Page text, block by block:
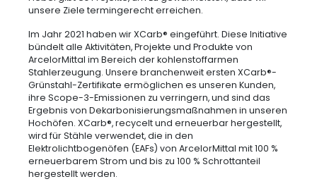
unsere Ziele termingerecht erreichen.
Im Jahr 2021 haben wir XCarb® eingeführt. Diese Initiative
bündelt alle Aktivitäten, Projekte und Produkte von
ArcelorMittal im Bereich der kohlenstoffarmen
Stahlerzeugung. Unsere branchenweit ersten XCarb®-
Grünstahl-Zertifikate ermöglichen es unseren Kunden,
ihre Scope-3-Emissionen zu verringern, und sind das
Ergebnis von Dekarbonisierungsmaßnahmen in unseren
Hochöfen. XCarb®, recycelt und erneuerbar hergestellt,
wird für Stähle verwendet, die in den
Elektrolichtbogenöfen (EAFs) von ArcelorMittal mit 100 %
erneuerbarem Strom und bis zu 100 % Schrottanteil
hergestellt werden.